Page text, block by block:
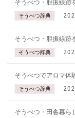
そうべつ・胆振線跡
そうべつ辞典
そうべつ・胆振線跡
そうべつ辞典
そうべつでアロマ体
そうべつ辞典
そうべつ・田舎暮ら